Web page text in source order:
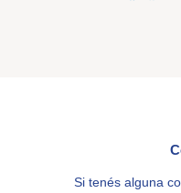
Si tenés alguna